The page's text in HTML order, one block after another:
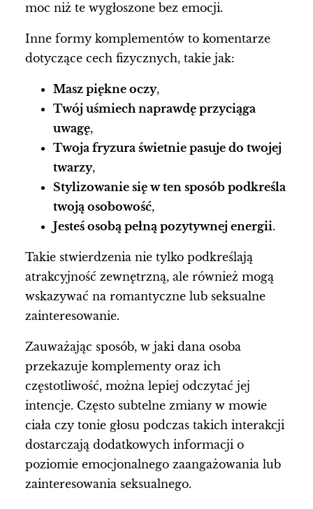
moc niż te wygłoszone bez emocji.
Inne formy komplementów to komentarze
dotyczące cech fizycznych, takie jak:
Masz piękne oczy,
Twój uśmiech naprawdę przyciąga
uwagę,
Twoja fryzura świetnie pasuje do twojej
twarzy,
Stylizowanie się w ten sposób podkreśla
twoją osobowość,
Jesteś osobą pełną pozytywnej energii.
Takie stwierdzenia nie tylko podkreślają
atrakcyjność zewnętrzną, ale również mogą
wskazywać na romantyczne lub seksualne
zainteresowanie.
Zauważając sposób, w jaki dana osoba
przekazuje komplementy oraz ich
częstotliwość, można lepiej odczytać jej
intencje. Często subtelne zmiany w mowie
ciała czy tonie głosu podczas takich interakcji
dostarczają dodatkowych informacji o
poziomie emocjonalnego zaangażowania lub
zainteresowania seksualnego.